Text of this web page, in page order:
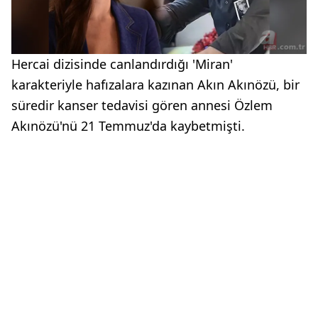
Hercai dizisinde canlandırdığı 'Miran'
karakteriyle hafızalara kazınan Akın Akınözü, bir
süredir kanser tedavisi gören annesi Özlem
Akınözü'nü 21 Temmuz'da kaybetmişti.